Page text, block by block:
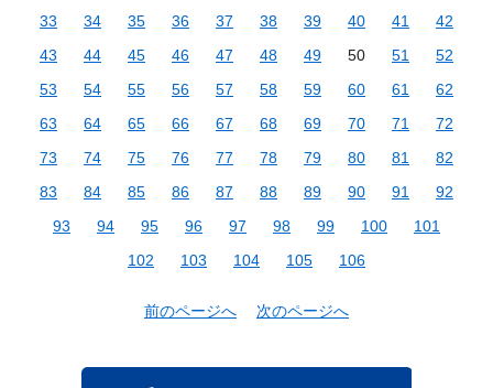
33
34 35 36 37 38 39 40 41
42
43
44 45 46 47 48 49 50 51
52
53
54 55 56 57 58 59 60 61
62
63
64 65 66 67 68 69 70 71
72
73
74 75 76 77 78 79 80 81
82
83
84 85 86 87 88 89 90 91
92
93
94 95 96 97 98 99 100
101
102
103 104 105 106
前のページへ 次のページへ